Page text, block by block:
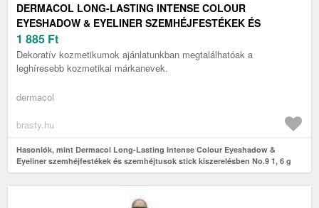
DERMACOL LONG-LASTING INTENSE COLOUR
EYESHADOW & EYELINER SZEMHÉJFESTÉKEK ÉS
SZEMHÉJTUSOK STICK KISZERELÉSBEN NO.9 1, 6 G
1 885 Ft
Dekoratív kozmetikumok ajánlatunkban megtalálhatóak a
leghíresebb kozmetikai márkanevek.
dermacol
brasty.hu
Hasonlók, mint Dermacol Long-Lasting Intense Colour Eyeshadow &
Eyeliner szemhéjfestékek és szemhéjtusok stick kiszerelésben No.9 1, 6 g